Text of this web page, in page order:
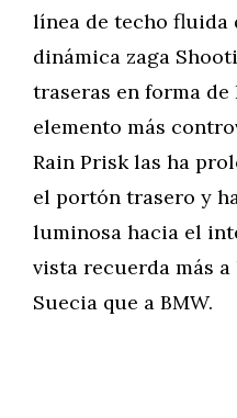
línea de techo fluida
dinámica zaga
traseras en forma
elemento más
Rain Prisk las ha
el portón trasero y
luminosa hacia el
vista recuerda más
Suecia que a BMW.